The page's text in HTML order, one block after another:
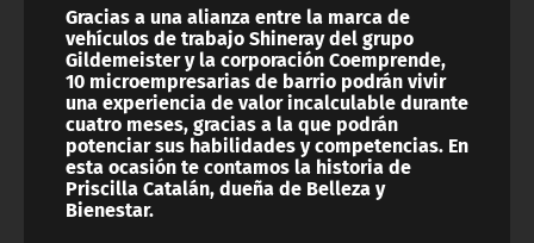
Gracias a una alianza entre la marca de
vehículos de trabajo Shineray del grupo
Gildemeister y la corporación Coemprende,
10 microempresarias de barrio podrán vivir
una experiencia de valor incalculable durante
cuatro meses, gracias a la que podrán
potenciar sus habilidades y competencias. En
esta ocasión te contamos la historia de
Priscilla Catalán, dueña de Belleza y
Bienestar.